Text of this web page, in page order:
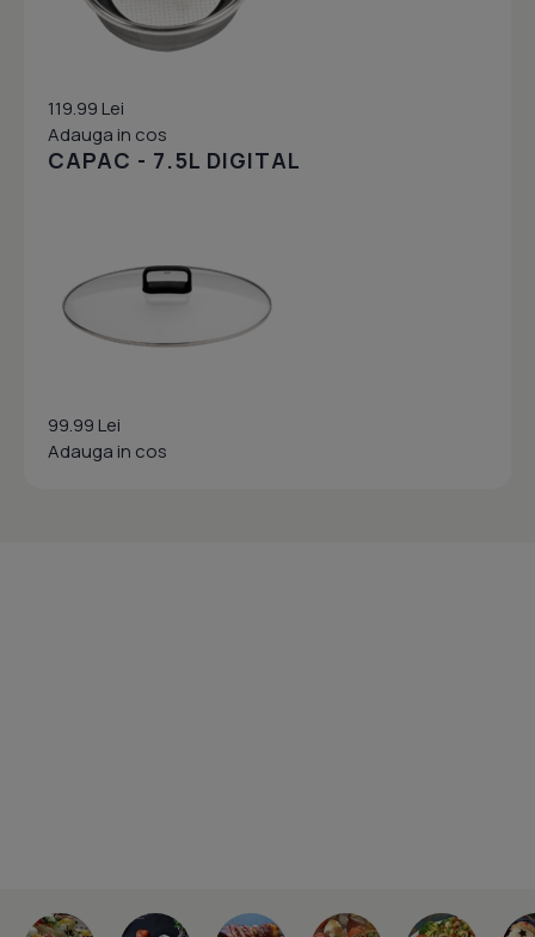
119.99 Lei
Adauga in cos
CAPAC - 7.5L DIGITAL
99.99 Lei
Adauga in cos